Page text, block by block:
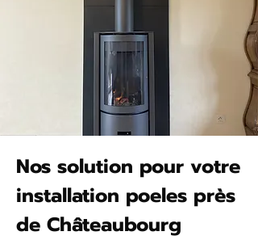
Nos solution pour votre
installation poeles près
de Châteaubourg